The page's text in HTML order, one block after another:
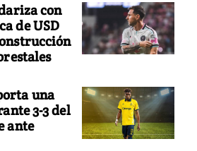
con
de USD
una
3-3 del
ante